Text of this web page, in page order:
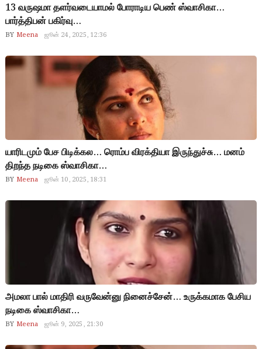
13 வருஷமா தளர்வடையாமல் போராடிய பெண் ஸ்வாசிகா…
பார்த்திபன் பகிர்வு…
BY Meena ஜூன் 24, 2025, 12:36
யாரிடமும் பேச பிடிக்கல… ரொம்ப விரக்தியா இருந்துச்சு… மனம்
திறந்த நடிகை ஸ்வாசிகா…
BY Meena ஜூன் 10, 2025, 18:31
அமலா பால் மாதிரி வருவேன்னு நினைச்சேன்… உருக்கமாக பேசிய
நடிகை ஸ்வாசிகா…
BY Meena ஜூன் 9, 2025, 21:30